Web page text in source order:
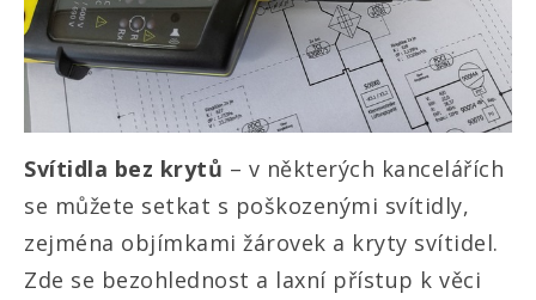
Svítidla bez krytů – v některých kancelářích
se můžete setkat s poškozenými svítidly,
zejména objímkami žárovek a kryty svítidel.
Zde se bezohlednost a laxní přístup k věci